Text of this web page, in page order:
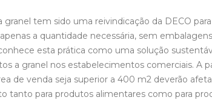
granel tem sido uma reivindicação da DECO
a quantidade necessária, sem
esta prática como uma solução
a granel nos estabelecimentos comerciais. A
de venda seja superior a 400 m2 deverão
tanto para produtos alimentares como para